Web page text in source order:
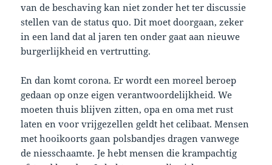
van de beschaving kan niet zonder het ter discussie
stellen van de status quo. Dit moet doorgaan, zeker
in een land dat al jaren ten onder gaat aan nieuwe
burgerlijkheid en vertrutting.
En dan komt corona. Er wordt een moreel beroep
gedaan op onze eigen verantwoordelijkheid. We
moeten thuis blijven zitten, opa en oma met rust
laten en voor vrijgezellen geldt het celibaat. Mensen
met hooikoorts gaan polsbandjes dragen vanwege
de niesschaamte. Je hebt mensen die krampachtig